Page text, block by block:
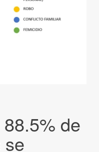
de
se